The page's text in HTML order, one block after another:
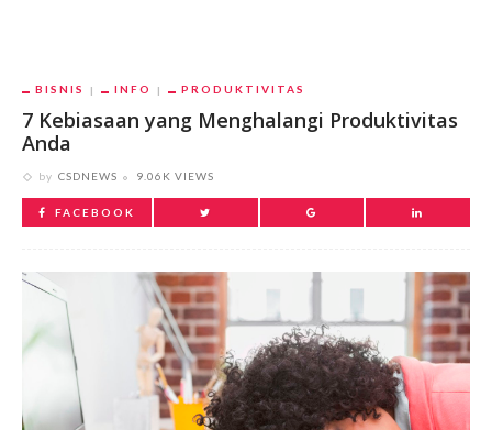
BISNIS INFO PRODUKTIVITAS
7 Kebiasaan yang Menghalangi Produktivitas
Anda
by CSDNEWS 9.06K VIEWS
FACEBOOK